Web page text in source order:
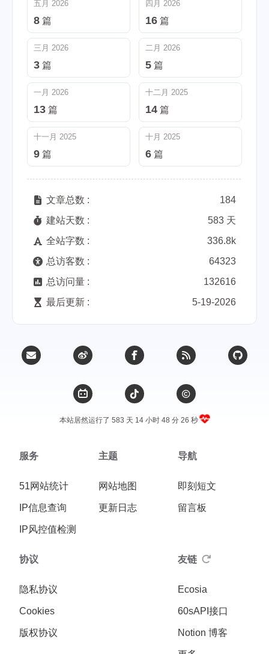
五月 2026
8 篇
四月 2026
16 篇
三月 2026
3 篇
二月 2026
5 篇
一月 2026
13 篇
十二月 2025
14 篇
十一月 2025
9 篇
十月 2025
6 篇
文章总数 :
184
建站天数 :
583 天
全站字数 :
336.8k
总访客数 :
64323
总访问量 :
132616
最后更新 :
5-19-2026
本站居然运行了 583 天 14 小时 48 分 26 秒
服务
51网站统计
IP信息查询
IP风控值检测
主题
网站地图
更新日志
导航
即刻短文
留言板
协议
隐私协议
Cookies
版权协议
友链
Ecosia
60sAPI接口
Notion 博客